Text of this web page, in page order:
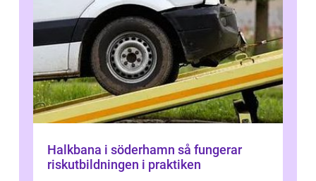
Halkbana i söderhamn så fungerar
riskutbildningen i praktiken